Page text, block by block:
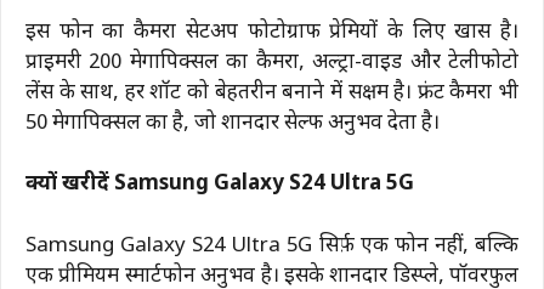
इस फोन का कैमरा सेटअप फोटोग्राफी प्रेमियों के लिए खास है।
प्राइमरी 200 मेगापिक्सल का कैमरा, अल्ट्रा-वाइड और टेलीफोटो
लेंस के साथ, हर शॉट को बेहतरीन बनाने में सक्षम है। फ्रंट कैमरा भी
50 मेगापिक्सल का है, जो शानदार सेल्फी अनुभव देता है।
क्यों खरीदें Samsung Galaxy S24 Ultra 5G
Samsung Galaxy S24 Ultra 5G सिर्फ़ एक फोन नहीं, बल्कि
एक प्रीमियम स्मार्टफोन अनुभव है। इसके शानदार डिस्प्ले, पॉवरफुल